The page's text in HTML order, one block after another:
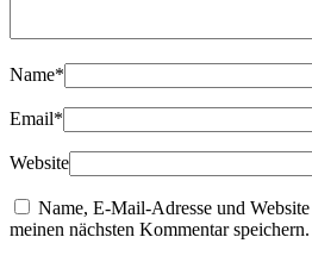
Name*
Email*
Website
Name, E-Mail-Adresse und
meinen nächsten Kommentar speichern.